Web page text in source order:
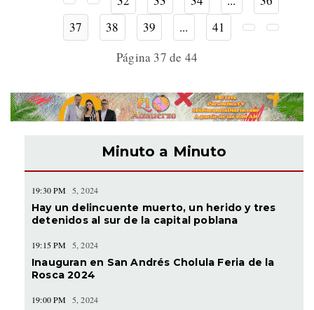
37
38 39 ...
41
Página 37 de 44
Minuto a Minuto
19:30 PM 5, 2024
Hay un delincuente muerto, un herido y tres
detenidos al sur de la capital poblana
19:15 PM 5, 2024
Inauguran en San Andrés Cholula Feria de la
Rosca 2024
19:00 PM 5, 2024